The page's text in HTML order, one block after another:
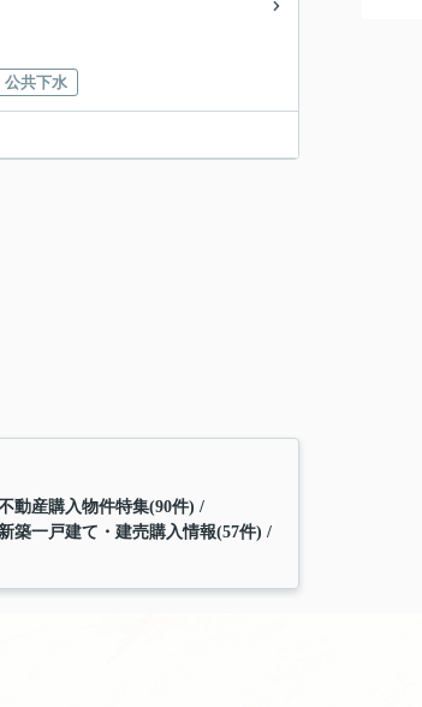
公共下水
動産購入物件特集(90件)
築一戸建て・建売購入情報(57件)